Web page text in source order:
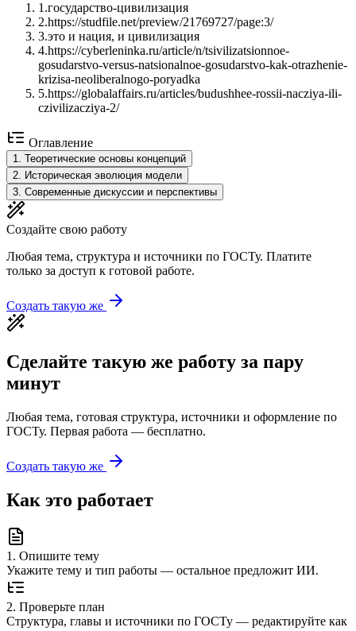
1 .государство-цивилизация
2.https://studfile.net/preview/21769727/page:3/
3.это и нация, и цивилизация
4.https://cyberleninka.ru/article/n/tsivilizatsionnoe-
gosudarstvo-versus-natsionalnoe-gosudarstvo-kak-otrazhenie-
krizisa-neoliberalnogo-poryadka
5.https://globalaffairs.ru/articles/budushhee-rossii-nacziya-ili-
czivilizacziya-2/
Оглавление
1. Теоретические основы концепций
2. Историческая эволюция модели
3. Современные дискуссии и перспективы
Создайте свою работу
Любая тема, структура и источники по ГОСТу. Платите
только за доступ к готовой работе.
Создать такую же
Сделайте такую же работу за пару
минут
Любая тема, готовая структура, источники и оформление по
ГОСТу. Первая работа — бесплатно.
Создать такую же
Как это работает
1 . Опишите тему
Укажите тему и тип работы — остальное предложит ИИ.
2. Проверьте план
Структура, главы и источники по ГОСТу — редактируйте как